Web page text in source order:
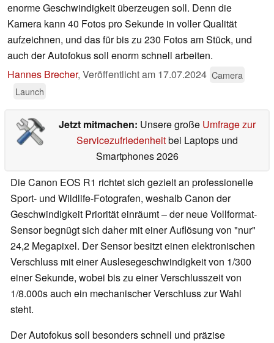
enorme Geschwindigkeit überzeugen soll. Denn die
Kamera kann 40 Fotos pro Sekunde in voller Qualität
aufzeichnen, und das für bis zu 230 Fotos am Stück, und
auch der Autofokus soll enorm schnell arbeiten.
Hannes Brecher, Veröffentlicht am 17.07.2024 Camera
Launch
Jetzt mitmachen: Unsere große Umfrage zur
Servicezufriedenheitbei Laptops und
Smartphones 2026
Die Canon EOS R1 richtet sich gezielt an professionelle
Sport- und Wildlife-Fotografen, weshalb Canon der
Geschwindigkeit Priorität einräumt – der neue Vollformat-
Sensor begnügt sich daher mit einer Auflösung von "nur"
24,2 Megapixel. Der Sensor besitzt einen elektronischen
Verschluss mit einer Auslesegeschwindigkeit von 1/300
einer Sekunde, wobei bis zu einer Verschlusszeit von
1/8.000s auch ein mechanischer Verschluss zur Wahl
steht.
Der Autofokus soll besonders schnell und präzise